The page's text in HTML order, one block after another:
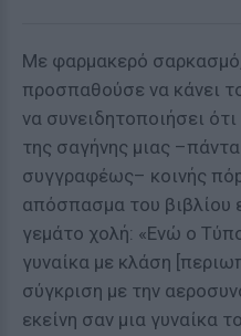
Με φαρμακερό
προσπαθούσε να κάνει
να συνειδητοποιήσει
της σαγήνης μιας
συγγραφέως– κοινής
απόσπασμα του βιβλίου
γεμάτο χολή: «Ενώ ο
γυναίκα με κλάση
σύγκριση με την
εκείνη σαν μια γυναίκα